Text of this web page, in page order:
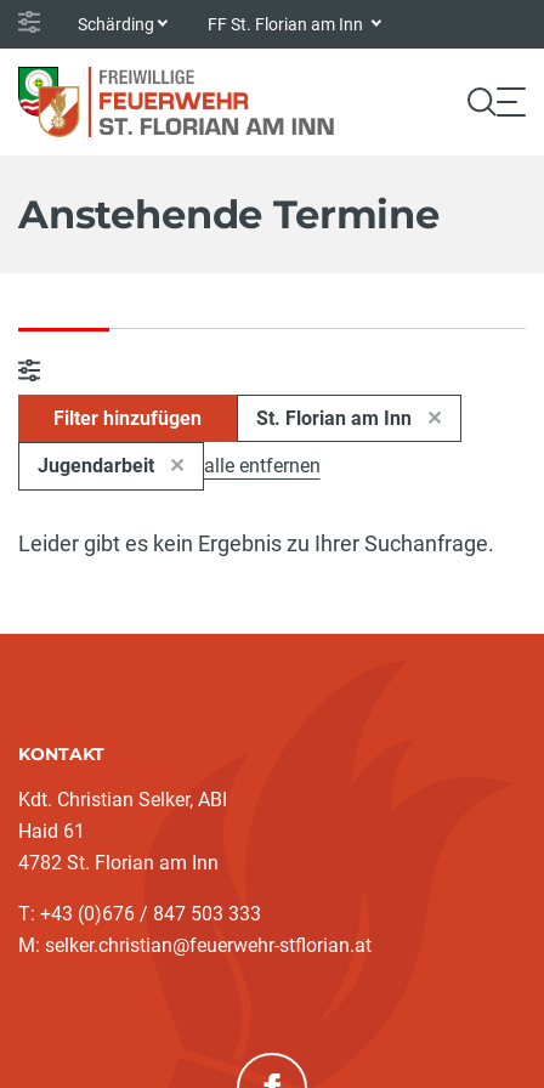
Schärding FF St. Florian am Inn
Anstehende Termine
Filter hinzufügen St. Florian am Inn
Jugendarbeit alle entfernen
Leider gibt es kein Ergebnis zu Ihrer Suchanfrage.
KONTAKT
Kdt. Christian Selker, ABI
Haid 61
4782 St. Florian am Inn
T: +43 (0)676 / 847 503 333
M: selker.christian@feuerwehr-stflorian.at